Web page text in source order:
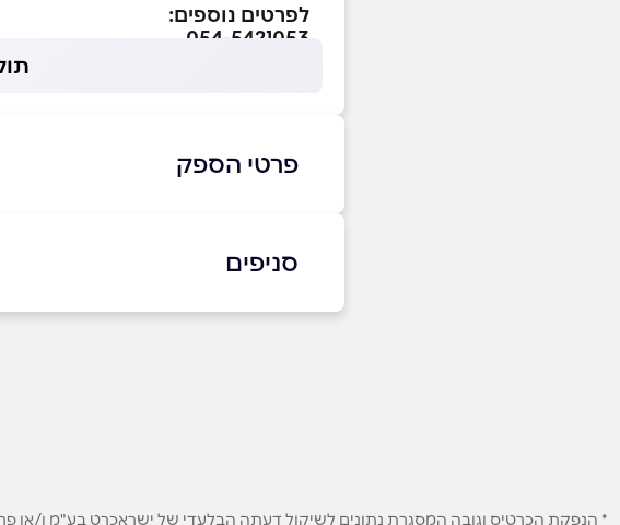
לפרטים נוספים:
פרטי הספק
אנא חזרו אלי בקשר ל...
סניפים
דימונה
* הנפקת הכרטיס וגובה המסגרת נתונים לשיקול דעתה הבלעדי של ישראכרט בע"מ ו/או